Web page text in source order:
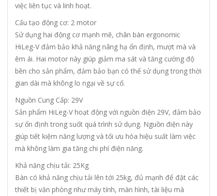
việc liên tục và linh hoạt.
Cấu tạo động cơ: 2 motor
Sử dụng hai động cơ mạnh mẽ, chân bàn ergonomic
HiLeg-V đảm bảo khả năng nâng hạ ổn định, mượt mà và
êm ái. Hai motor này giúp giảm ma sát và tăng cường độ
bền cho sản phẩm, đảm bảo bạn có thể sử dụng trong thời
gian dài mà không lo ngại về sự cố.
Nguồn Cung Cấp: 29V
Sản phẩm HiLeg-V hoạt động với nguồn điện 29V, đảm bảo
sự ổn định trong suốt quá trình sử dụng. Nguồn điện này
giúp tiết kiệm năng lượng và tối ưu hóa hiệu suất làm việc
mà không làm gia tăng chi phí điện năng.
Khả năng chịu tải: 25Kg
Bàn có khả năng chịu tải lên tới 25kg, đủ mạnh để đặt các
thiết bị văn phòng như máy tính, màn hình, tài liệu mà